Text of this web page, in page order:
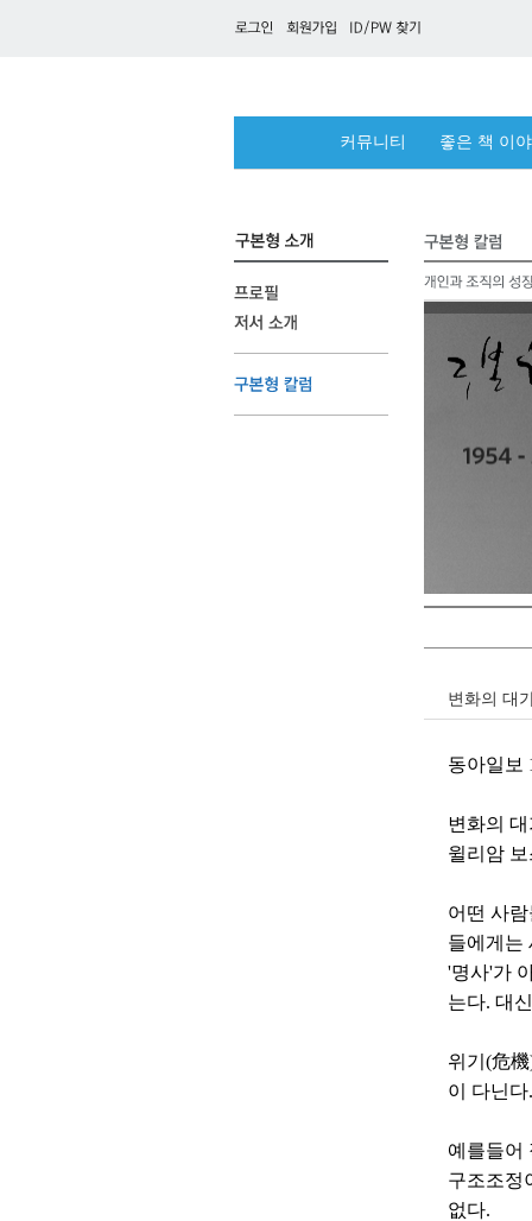
커뮤니티 좋은 책 이
변화의 대
동아일보
변화의
윌리암
어떤 사
들에게는
'명사'가
는다. 대
위기(危
이 다닌
예를들어
구조조정
없다.